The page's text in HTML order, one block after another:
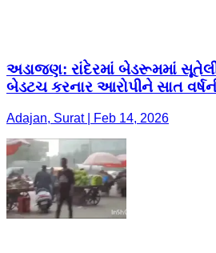
અડાજણ: રાંદેરમાં બેડરૂમમાં
બેડટચ કરનાર આરોપીને સાત
Adajan, Surat | Feb 14, 2026